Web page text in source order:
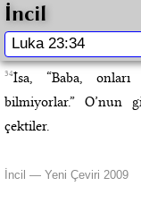
İncil
34İsa, “Baba, onları
bilmiyorlar.” O’nun
çektiler.
İncil — Yeni Çeviri 2009